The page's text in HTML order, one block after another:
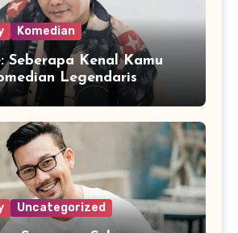
Komedian
Seberapa Kenal Kamu
Legendaris
Uncategorized